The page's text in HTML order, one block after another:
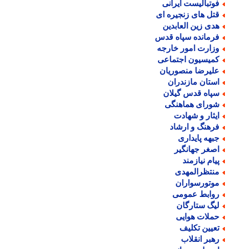
ایرانی
های زنجیره ای
زین العابدین
سپاه قدس
امور خارجه
اجتماعی
منصوریان
مازندران
قدس گیلان
هماهنگی
و شهادت
و ارشاد
پایداری
جهانگیر
نیازمند
عمومی
ستارگان
هوایی
تکلیف
انقلاب